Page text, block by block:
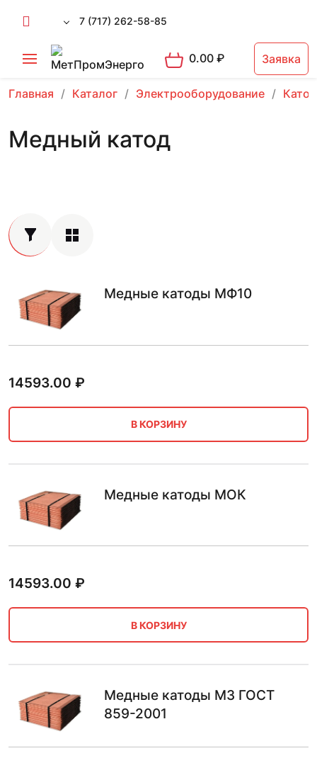
7 (717) 262-58-85
0.00₽ Заявка
Главная Каталог Электрооборудование
Медный катод
Медные катоды МФ10
14593.00 ₽
В КОРЗИНУ
Медные катоды МОК
14593.00 ₽
В КОРЗИНУ
Медные катоды М3 ГОСТ
859-2001